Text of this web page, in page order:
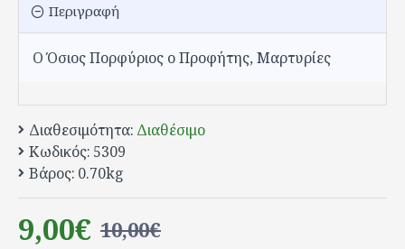
Περιγραφή
Ο Όσιος Πορφύριος ο Προφήτης, Μαρτυρίες
Διαθεσιμότητα: Διαθέσιμο
Κωδικός: 5309
Βάρος: 0.70kg
9,00€ 10,00€